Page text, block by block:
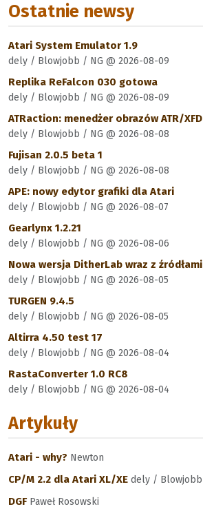
Ostatnie newsy
Atari System Emulator 1.9
dely / Blowjobb / NG @ 2026-08-09
Replika ReFalcon 030 gotowa
dely / Blowjobb / NG @ 2026-08-09
ATRaction: menedżer obrazów ATR/XFD
dely / Blowjobb / NG @ 2026-08-08
Fujisan 2.0.5 beta 1
dely / Blowjobb / NG @ 2026-08-08
APE: nowy edytor grafiki dla Atari
dely / Blowjobb / NG @ 2026-08-07
Gearlynx 1.2.21
dely / Blowjobb / NG @ 2026-08-06
Nowa wersja DitherLab wraz z źródłami
dely / Blowjobb / NG @ 2026-08-05
TURGEN 9.4.5
dely / Blowjobb / NG @ 2026-08-05
Altirra 4.50 test 17
dely / Blowjobb / NG @ 2026-08-04
RastaConverter 1.0 RC8
dely / Blowjobb / NG @ 2026-08-04
Artykuły
Atari - why? Newton
CP/M 2.2 dla Atari XL/XE dely / Blowjobb
DGF Paweł Rosowski